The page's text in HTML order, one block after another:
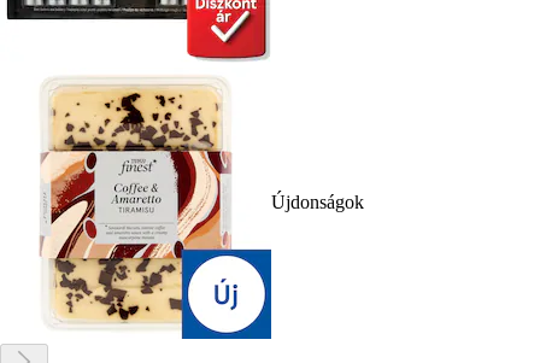
Újdonságok